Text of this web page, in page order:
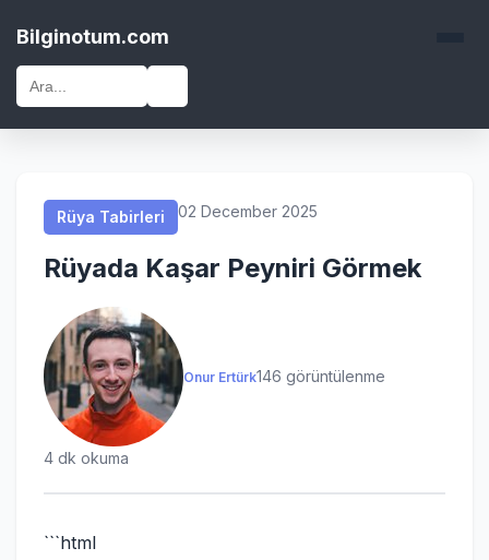
Bilginotum.com
Rüya Tabirleri 02 December 2025
Rüyada Kaşar Peyniri Görmek
Onur Ertürk146 görüntülenme
4 dk okuma
```html
Rüya Tabirleri
Rüya Tabirleri
Rüya Tabirleri
Rüya Tabirleri